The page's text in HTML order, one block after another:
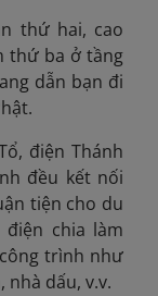
thứ hai, cao
thứ ba ở tầng
dẫn bạn đi
điện Thánh
đều kết nối
tiện cho du
điện chia làm
trình như
nhà dấu, v.v.